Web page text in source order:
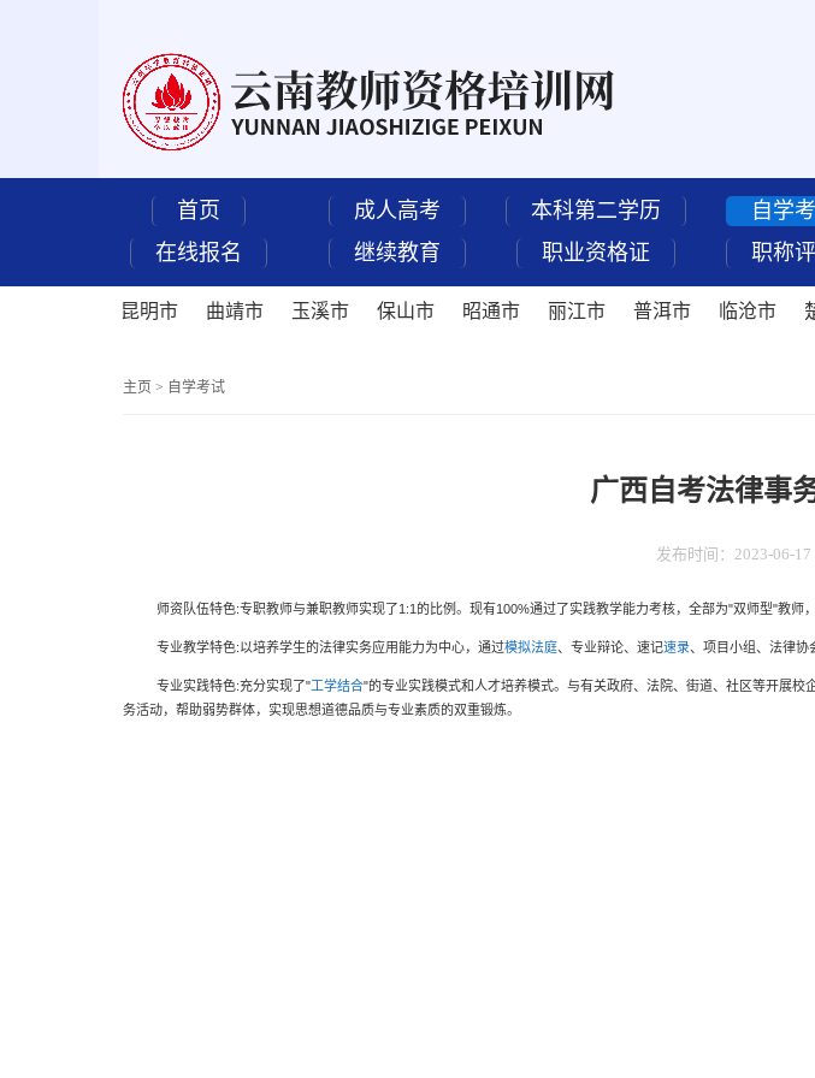
首页 成人高考 本科第二学历 自学
在线报名
继续教育 职业资格证 职称
昆明市 曲靖市 玉溪市 保山市 昭通市 丽江市 普洱市 临沧市
主页 > 自学考试
广西自考法律事
发布时间：2023-06-17
师资队伍特色:专职教师与兼职教师实现了1:1 的比例。现有100%通过了实践教学能力考核，全部为"双师型"教师，
专业教学特色:以培养学生的法律实务应用能力为中心，通过模拟法庭、专业辩论、速记速录、项目小组、法律协
专业实践特色:充分实现了"工学结合"的专业实践模式和人才培养模式。与有关政府、法院、街道、社区等开展校
务活动，帮助弱势群体，实现思想道德品质与专业素质的双重锻炼。